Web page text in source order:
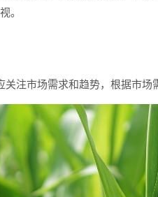
。
注市场需求和趋势，根据市场